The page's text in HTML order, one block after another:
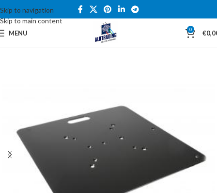
Skip to navigation
Skip to main content
MENU 0 €